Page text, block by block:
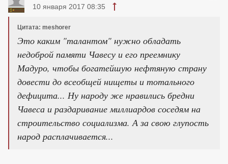
10 января 2017 08:35
Цитата: meshorer
Это каким "талантом" нужно обладать
недоброй памяти Чавесу и его преемнику
Мадуро, чтобы богатейшую нефтяную страну
довести до всеобщей нищеты и тотального
дефицита... Ну народу же нравились бредни
Чавеса и раздаривание миллиардов соседям на
строительство социализма. А за свою глупость
народ расплачивается...